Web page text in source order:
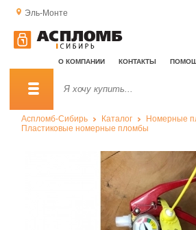
Эль-Монте
О КОМПАНИИ КОНТАКТЫ
Аспломб-Сибирь Каталог
Номерные
Пластиковые номерные пломбы